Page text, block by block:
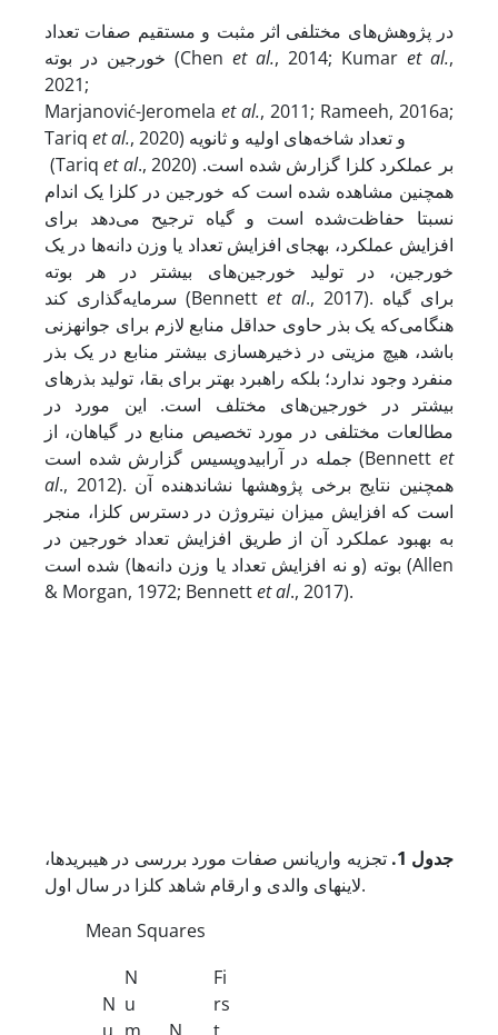
در پژوهش‌های مختلفی اثر مثبت و مستقیم صفات تعداد
خورجین در بوته (Chen et al., 2014; Kumar et al.,
2021;
Marjanović-Jeromela et al., 2011; Rameeh, 2016a;
Tariq et al.
, 2020) و تعداد شاخه‌های اولیه و ثانویه
(Tariqet al., 2020) بر عملکرد کلزا گزارش شده است.
همچنین مشاهده شده است که خورجین در کلزا یک اندام
نسبتا حفاظت‌شده است و گیاه ترجیح می‌دهد برای
افزایش عملکرد، به­جای افزایش تعداد یا وزن دانه‌ها در یک
خورجین، در تولید خورجین‌های بیشتر در هر بوته
سرمایه‌گذاری کند (Bennettet al., 2017). برای گیاه
هنگامی‌که یک بذر حاوی حداقل منابع لازم برای جوانه­زنی
باشد، هیچ مزیتی در ذخیره­سازی بیشتر منابع در یک بذر
منفرد وجود ندارد؛ بلکه راهبرد بهتر برای بقا، تولید بذرهای
بیشتر در خورجین‌های مختلف است. این مورد در
مطالعات مختلفی در مورد تخصیص منابع در گیاهان، از
جمله در آرابیدوپسیس گزارش شده است (Bennettet
al., 2012). همچنین نتایج برخی پژوهش­ها نشان­دهنده آن
است که افزایش میزان نیتروژن در دسترس کلزا، منجر
به بهبود عملکرد آن از طریق افزایش تعداد خورجین در
بوته (و نه افزایش تعداد یا وزن دانه‌ها) شده است (Allen
& Morgan, 1972; Bennettet al., 2017).
جدول 1 . تجزیه واریانس صفات مورد بررسی در هیبریدها،
لاین­های والدی و ارقام شاهد کلزا در سال اول.
Mean Squares
N
N
u
Fi
rs